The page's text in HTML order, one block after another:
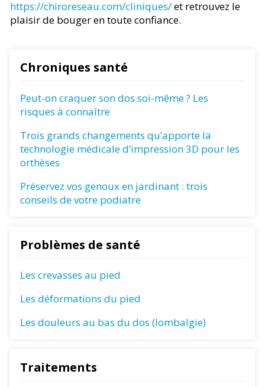
https://chiroreseau.com/cliniques/et retrouvez le
plaisir de bouger en toute confiance.
Chroniques santé
Peut-on craquer son dos soi-même ? Les
risques à connaître
Trois grands changements qu’apporte la
technologie médicale d’impression 3D pour les
orthèses
Préservez vos genoux en jardinant : trois
conseils de votre podiatre
Problèmes de santé
Les crevasses au pied
Les déformations du pied
Les douleurs au bas du dos (lombalgie)
Traitements